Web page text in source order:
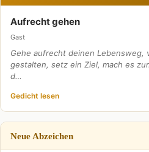
Aufrecht gehen
Gast
Gehe aufrecht deinen Lebensweg,
gestalten, setz ein Ziel, mach es
d…
Gedicht lesen
Neue Abzeichen